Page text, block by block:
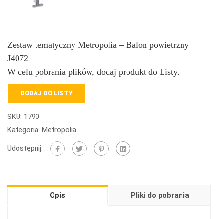
Zestaw tematyczny Metropolia – Balon powietrzny
J4072
W celu pobrania plików, dodaj produkt do Listy.
DODAJ DO LISTY
SKU: 1790
Kategoria: Metropolia
Udostępnij:
Opis Pliki do pobrania